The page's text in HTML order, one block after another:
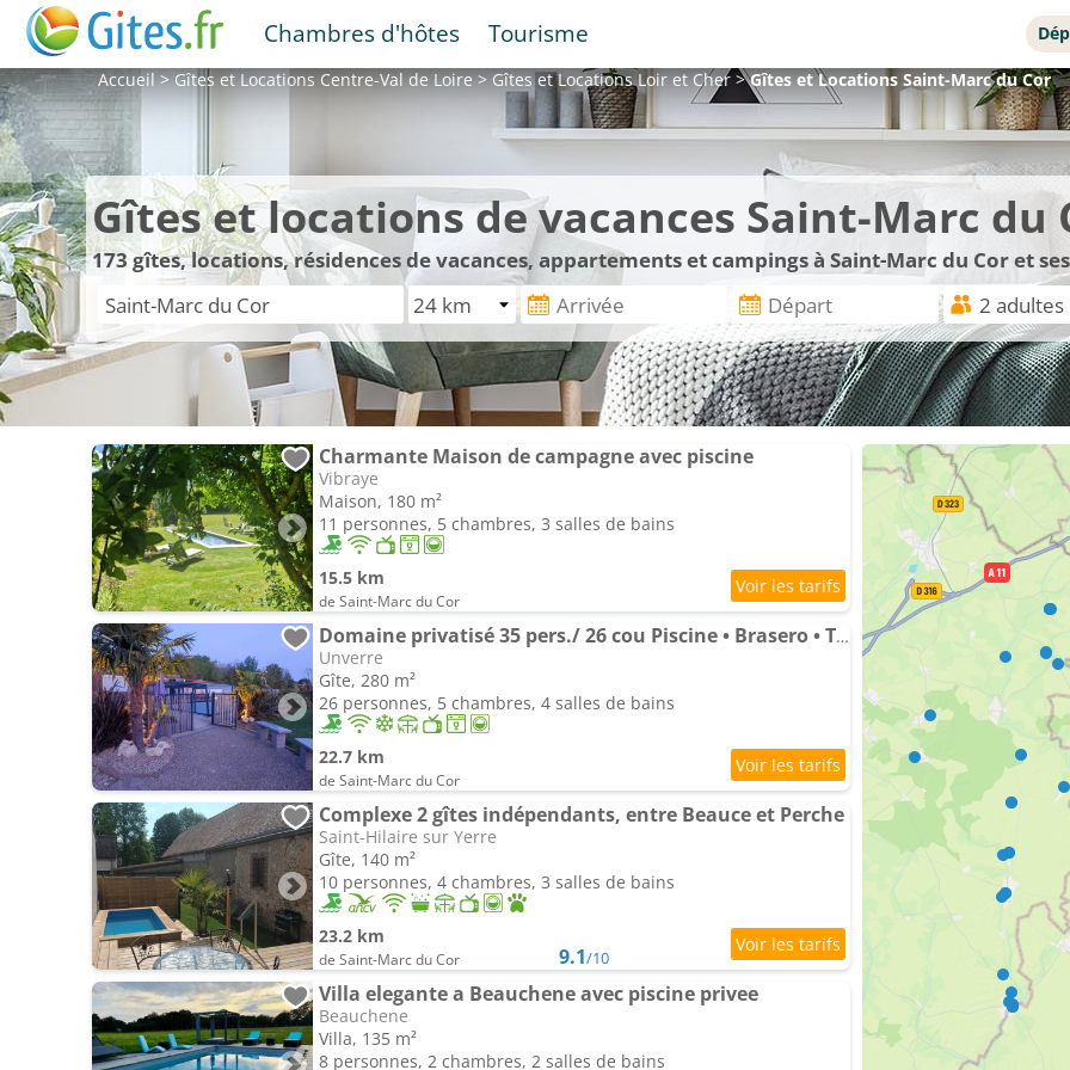
Chambres d'hôtes Tourisme
Accueil>Gîtes et LocationsCentre-Val de Loire>Gîtes et LocationsLoir et Cher >Gîtes et Locations Saint-Marc du Cor
Gîtes et locations de vacances Saint-Marc du
173 gîtes, locations, résidences de vacances, appartements et campings à Saint-Marc du Cor et
Charmante Maison de campagne avec piscine
Vibraye
Maison, 180 m²
11 personnes, 5 chambres, 3 salles de bains
15.5 km
de Saint-Marc du Cor
Domaine privatisé 35 pers./ 26 cou Piscine • Brasero • Tyrolienne
Unverre
Gîte, 280 m²
26 personnes, 5 chambres, 4 salles de bains
22.7 km
de Saint-Marc du Cor
Complexe 2 gîtes indépendants, entre Beauce et Perche
Saint-Hilaire sur Yerre
Gîte, 140 m²
10 personnes, 4 chambres, 3 salles de bains
23.2 km
de Saint-Marc du Cor 9.1/10
Villa elegante a Beauchene avec piscine privee
Beauchene
Villa, 135 m²
8 personnes, 2 chambres, 2 salles de bains